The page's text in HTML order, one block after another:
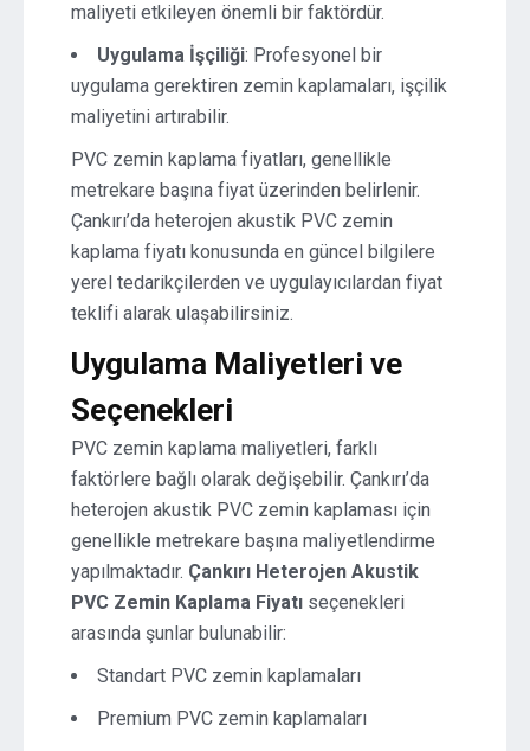
maliyeti etkileyen önemli bir faktördür.
Uygulama İşçiliği: Profesyonel bir
uygulama gerektiren zemin kaplamaları, işçilik
maliyetini artırabilir.
PVC zemin kaplama fiyatları, genellikle
metrekare başına fiyat üzerinden belirlenir.
Çankırı’da heterojen akustik PVC zemin
kaplama fiyatı konusunda en güncel bilgilere
yerel tedarikçilerden ve uygulayıcılardan fiyat
teklifi alarak ulaşabilirsiniz.
Uygulama Maliyetleri ve
Seçenekleri
PVC zemin kaplama maliyetleri, farklı
faktörlere bağlı olarak değişebilir. Çankırı’da
heterojen akustik PVC zemin kaplaması için
genellikle metrekare başına maliyetlendirme
yapılmaktadır. Çankırı Heterojen Akustik
PVC Zemin Kaplama Fiyatı seçenekleri
arasında şunlar bulunabilir:
Standart PVC zemin kaplamaları
Premium PVC zemin kaplamaları